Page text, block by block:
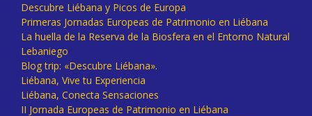
Descubre Liébana y Picos de Europa
Primeras Jornadas Europeas de Patrimonio en Liébana
La huella de la Reserva de la Biosfera en el Entorno Natural
Lebaniego
Blog trip: «Descubre Liébana».
Liébana, Vive tu Experiencia
Liébana, Conecta Sensaciones
II Jornada Europeas de Patrimonio en Liébana